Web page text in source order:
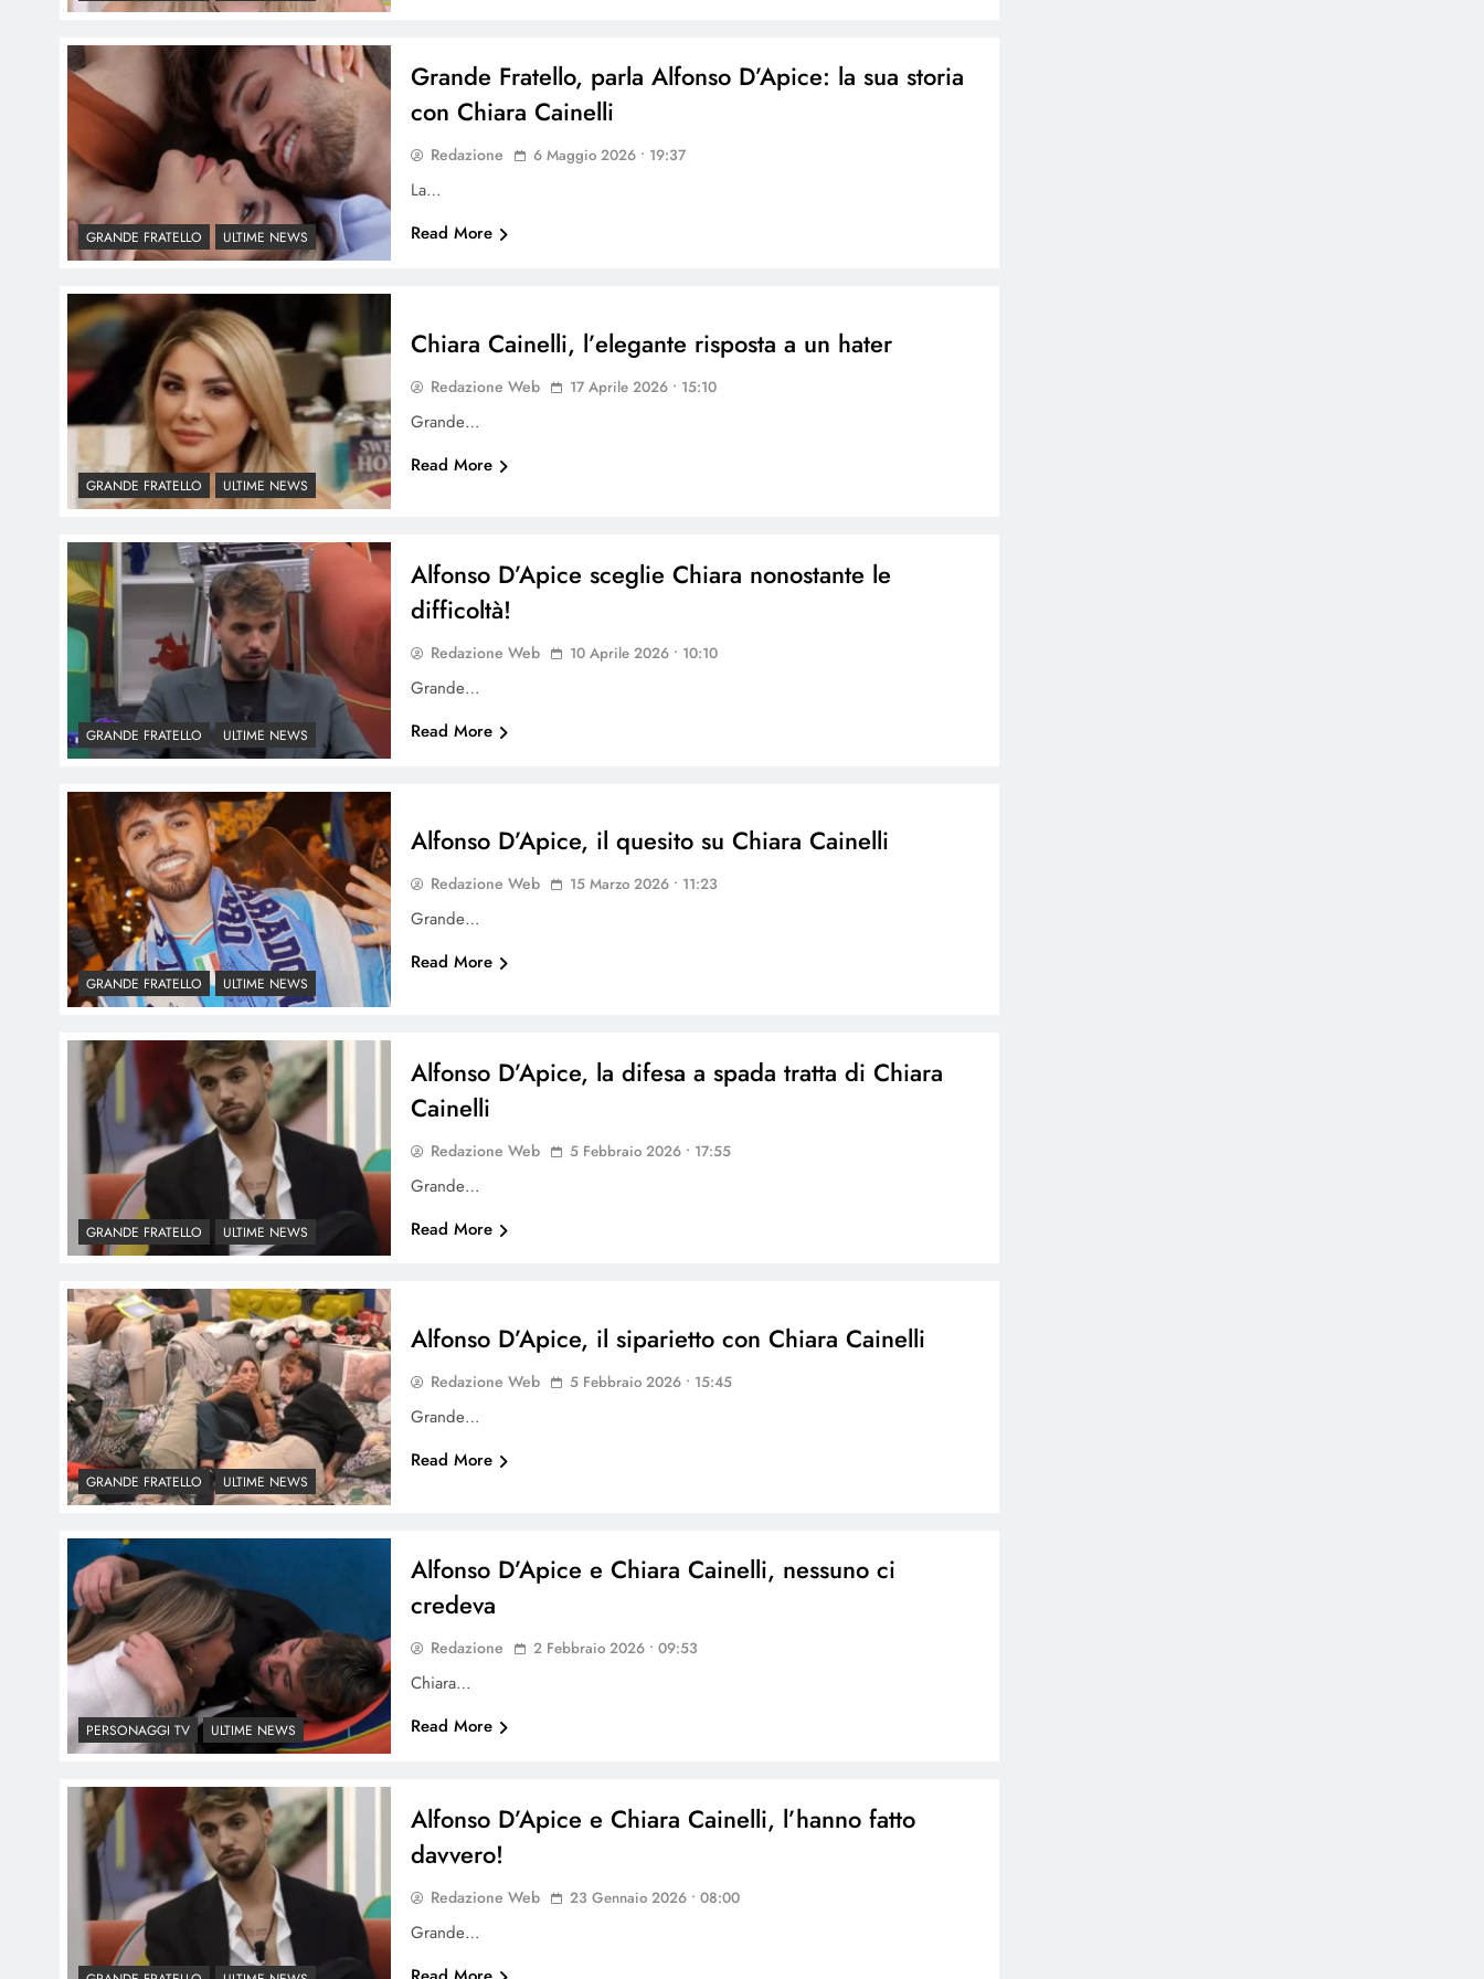
GRANDE FRATELLO ULTIME NEWS
Grande Fratello, parla Alfonso D’Apice: la sua storia
con Chiara Cainelli
Redazione 6 Maggio 2026 • 19:37
La…
Read More
GRANDE FRATELLO ULTIME NEWS
Chiara Cainelli, l’elegante risposta a un hater
Redazione Web 17 Aprile 2026 • 15:10
Grande…
Read More
GRANDE FRATELLO ULTIME NEWS
Alfonso D’Apice sceglie Chiara nonostante le
difficoltà!
Redazione Web 10 Aprile 2026 • 10:10
Grande…
Read More
GRANDE FRATELLO ULTIME NEWS
Alfonso D’Apice, il quesito su Chiara Cainelli
Redazione Web 15 Marzo 2026 • 11:23
Grande…
Read More
GRANDE FRATELLO ULTIME NEWS
Alfonso D’Apice, la difesa a spada tratta di Chiara
Cainelli
Redazione Web 5 Febbraio 2026 • 17:55
Grande…
Read More
GRANDE FRATELLO ULTIME NEWS
Alfonso D’Apice, il siparietto con Chiara Cainelli
Redazione Web 5 Febbraio 2026 • 15:45
Grande…
Read More
PERSONAGGI TV ULTIME NEWS
Alfonso D’Apice e Chiara Cainelli, nessuno ci
credeva
Redazione 2 Febbraio 2026 • 09:53
Chiara…
Read More
Alfonso D’Apice e Chiara Cainelli, l’hanno fatto
davvero!
Redazione Web 23 Gennaio 2026 • 08:00
Grande…